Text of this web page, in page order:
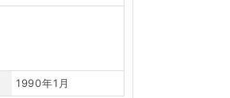
1990年1月